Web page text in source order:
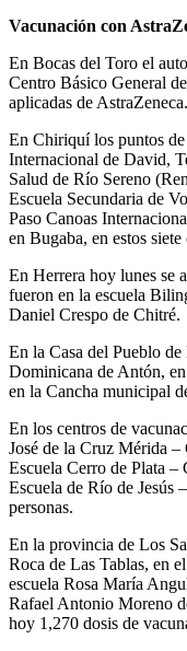
Vacunación con
En Bocas del Toro el
Centro Básico General
aplicadas de AstraZeneca.
En Chiriquí los puntos
Internacional de David,
Salud de Río Sereno
Escuela Secundaria de
Paso Canoas
en Bugaba, en estos
En Herrera hoy lunes se
fueron en la escuela
Daniel Crespo de Chitré.
En la Casa del Pueblo
Dominicana de Antón,
en la Cancha municipal
En los centros de
José de la Cruz Mérida –
Escuela Cerro de Plata
Escuela de Río de Jesús
personas.
En la provincia de Los
Roca de Las Tablas, en
escuela Rosa María
Rafael Antonio Moreno
hoy 1,270 dosis de